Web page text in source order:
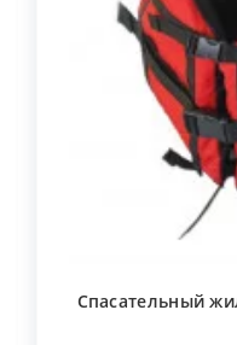
Спасательный